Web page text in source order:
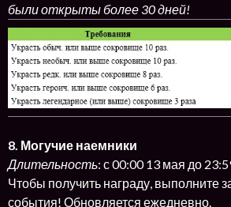
были открыты более 30 дней!
8. Могучие наемники
Длительность: с 00:00 13 мая до
Чтобы получить награду, выполните
события! Обновляется ежедневно.